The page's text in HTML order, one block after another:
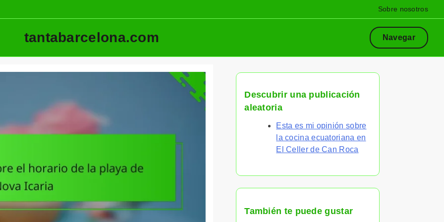
Sobre nosotros
tantabarcelona.com Navegar
Descubrir una publicación
aleatoria
Esta es mi opinión sobre
la cocina ecuatoriana en
El Celler de Can Roca
También te puede gustar